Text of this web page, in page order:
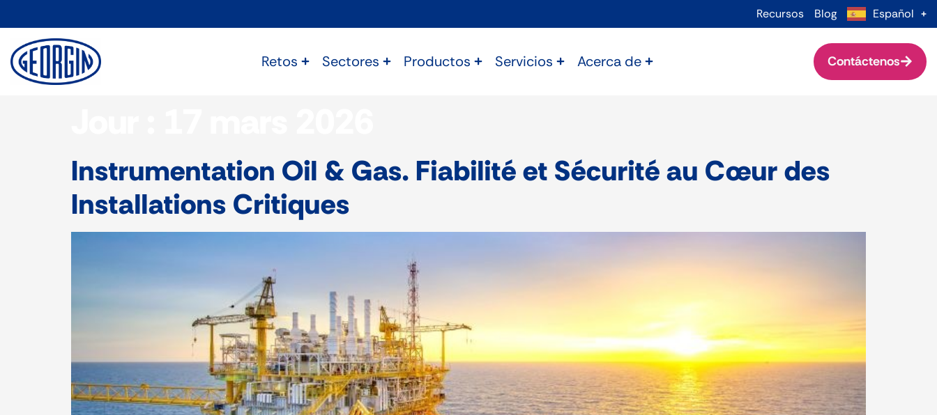
Recursos Blog Español
Retos Sectores Productos Servicios Acerca de Contáctenos
Instrumentation Oil & Gas. Fiabilité et Sécurité au Cœur des
Installations Critiques